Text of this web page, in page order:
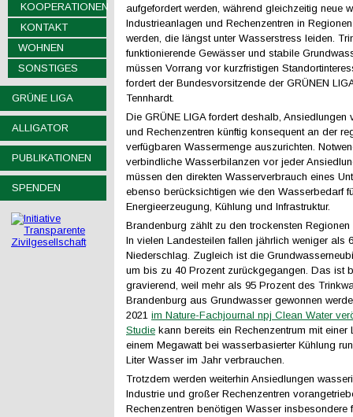
KOOPERATIONEN
KONTAKT
WOHNEN
SONSTIGES
GRÜNE LIGA
ALLIGATOR
PUBLIKATIONEN
SPENDEN
aufgefordert werden, während gleichzeitig neue
Industrieanlagen und Rechenzentren in
werden, die längst unter Wasserstress leiden.
funktionierende Gewässer und stabile
müssen Vorrang vor kurzfristigen
fordert der Bundesvorsitzende der GRÜNEN
Tennhardt.
Die GRÜNE LIGA fordert deshalb, Ansiedlungen
und Rechenzentren künftig konsequent an der
verfügbaren Wassermenge auszurichten.
verbindliche Wasserbilanzen vor jeder
müssen den direkten Wasserverbrauch eines
ebenso berücksichtigen wie den Wasserbedarf
Energieerzeugung, Kühlung und Infrastruktur.
Brandenburg zählt zu den trockensten
In vielen Landesteilen fallen jährlich weniger als
Niederschlag. Zugleich ist die
um bis zu 40 Prozent zurückgegangen. Das ist
gravierend, weil mehr als 95 Prozent des
Brandenburg aus Grundwasser gewonnen
2021 im Nature-Fachjournal npj Clean Water
Studie kann bereits ein Rechenzentrum mit einer
einem Megawatt bei wasserbasierter Kühlung
Liter Wasser im Jahr verbrauchen.
Trotzdem werden weiterhin Ansiedlungen
Industrie und großer Rechenzentren
Rechenzentren benötigen Wasser insbesondere